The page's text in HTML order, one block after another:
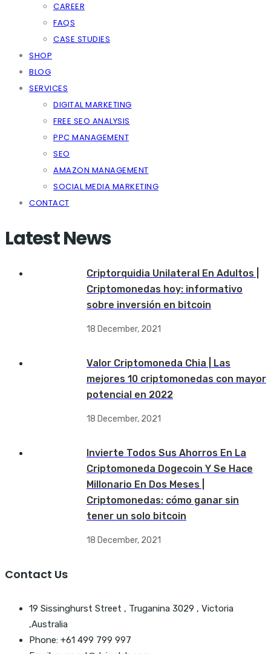
CAREER
FAQS
CASE STUDIES
SHOP
BLOG
SERVICES
DIGITAL MARKETING
FREE SEO ANALYSIS
PPC MANAGEMENT
SEO
AMAZON MANAGEMENT
SOCIAL MEDIA MARKETING
CONTACT
Latest News
Criptorquidia Unilateral En Adultos |
Criptomonedas hoy: informativo
sobre inversión en bitcoin
18 December, 2021
Valor Criptomoneda Chia | Las
mejores 10 criptomonedas con mayor
potencial en 2022
18 December, 2021
Invierte Todos Sus Ahorros En La
Criptomoneda Dogecoin Y Se Hace
Millonario En Dos Meses |
Criptomonedas: cómo ganar sin
tener un solo bitcoin
18 December, 2021
Contact Us
19 Sissinghurst Street , Truganina 3029 , Victoria
,Australia
Phone: +61 499 799 997